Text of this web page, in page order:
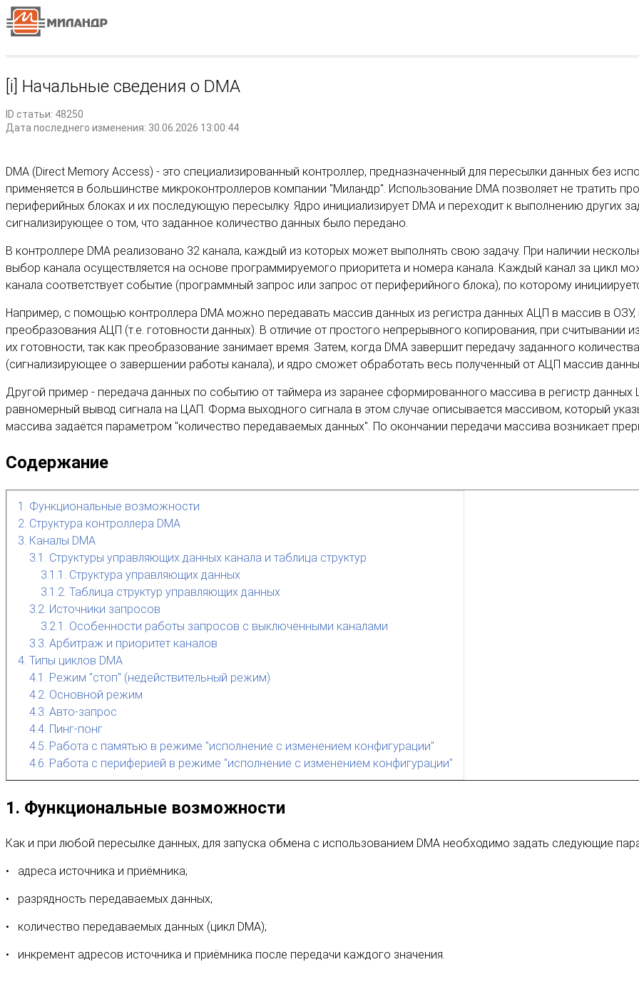
[i] Начальные сведения о DMA
ID статьи: 48250
Дата последнего изменения: 30.06.2026 13:00:44
DMA (Direct Memory Access) - это специализированный контроллер, предназначенный для пересылки данных без
применяется в большинстве микроконтроллеров компании "Миландр". Использование DMA позволяет не тратить
периферийных блоках и их последующую пересылку. Ядро инициализирует DMA и переходит к выполнению других
сигнализирующее о том, что заданное количество данных было передано.
В контроллере DMA реализовано 32 канала, каждый из которых может выполнять свою задачу. При наличии
выбор канала осуществляется на основе программируемого приоритета и номера канала. Каждый канал за цикл
канала соответствует событие (программный запрос или запрос от периферийного блока), по которому
Например, с помощью контроллера DMA можно передавать массив данных из регистра данных АЦП в массив в ОЗУ,
преобразования АЦП (т.е. готовности данных). В отличие от простого непрерывного копирования, при
их готовности, так как преобразование занимает время. Затем, когда DMA завершит передачу заданного
(сигнализирующее о завершении работы канала), и ядро сможет обработать весь полученный от АЦП массив
Другой пример - передача данных по событию от таймера из заранее сформированного массива в регистр
равномерный вывод сигнала на ЦАП. Форма выходного сигнала в этом случае описывается массивом, который
массива задаётся параметром "количество передаваемых данных". По окончании передачи массива возникает
Содержание
1. Функциональные возможности
2. Структура контроллера DMA
3. Каналы DMA
3.1. Структуры управляющих данных канала и таблица структур
3.1.1. Структура управляющих данных
3.1.2. Таблица структур управляющих данных
3.2. Источники запросов
3.2.1. Особенности работы запросов с выключенными каналами
3.3. Арбитраж и приоритет каналов
4. Типы циклов DMA
4.1. Режим "стоп" (недействительный режим)
4.2. Основной режим
4.3. Авто-запрос
4.4. Пинг-понг
4.5. Работа с памятью в режиме "исполнение с изменением конфигурации"
4.6. Работа с периферией в режиме "исполнение с изменением конфигурации"
1. Функциональные возможности
Как и при любой пересылке данных, для запуска обмена с использованием DMA необходимо задать следующие
адреса источника и приёмника;
разрядность передаваемых данных;
количество передаваемых данных (цикл DMA);
инкремент адресов источника и приёмника после передачи каждого значения.